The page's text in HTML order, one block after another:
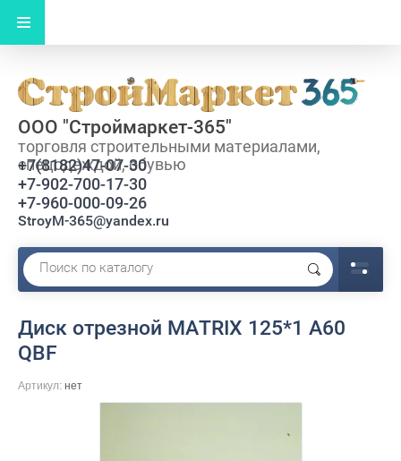
ООО "Строймаркет-365"
торговля строительными материалами,
спецодеждой, обувью
+7(8182)47-07-30
+7-902-700-17-30
+7-960-000-09-26
StroyM-365@yandex.ru
Диск отрезной MATRIX 125*1 A60
QBF
Артикул: нет